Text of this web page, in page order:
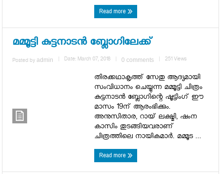
Read more
മമ്മൂട്ടി കുട്ടനാടന്‍ ബ്ലോഗിലേക്ക്
Posted byadmin | Date: March 07, 2018 | 0 comments | 251 Views
തിരക്കഥാകൃത്ത് സേതു ആദ്യമായി
സംവിധാനം ചെയ്യുന്ന മമ്മൂട്ടി ചിത്രം
കുട്ടനാടന്‍ ബ്ലോഗിന്റെ ഷൂട്ടിംഗ് ഈ
മാസം 19ന് ആരംഭിക്കും.
അനുസിതാര, റായ് ലക്ഷ്മി, ഷംന
കാസിം തുടങ്ങിയവരാണ്
ചിത്രത്തിലെ നായികമാര്‍. മമ്മൂട ...
Read more